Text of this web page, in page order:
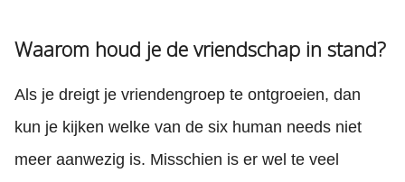
Waarom houd je de vriendschap in stand?
Als je dreigt je vriendengroep te ontgroeien, dan
kun je kijken welke van de six human needs niet
meer aanwezig is. Misschien is er wel te veel